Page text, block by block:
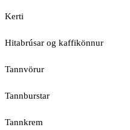
Kerti
Hitabrúsar og kaffikönnur
Tannvörur
Tannburstar
Tannkrem